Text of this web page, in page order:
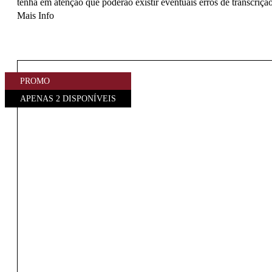
Mais Info
PROMO
APENAS 2 DISPONÍVEIS